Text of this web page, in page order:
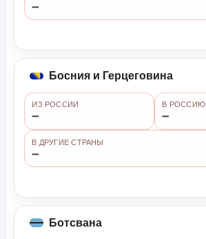
➖
Босния и Герцеговина
ИЗ РОССИИ
➖
В РОССИЮ
➖
В ДРУГИЕ СТРАНЫ
➖
Ботсвана